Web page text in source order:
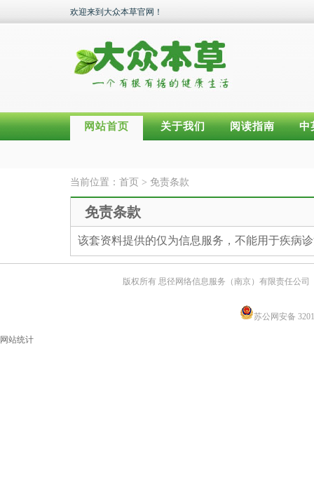
欢迎来到大众本草官网！
网站首页 关于我们 阅读指南 中
当前位置： 首页 > 免责条款
免责条款
该套资料提供的仅为信息 服务 ， 不能用于疾病
版权所有 思径网络信息服务（南京）有限责任公
苏公网安备
网站统计